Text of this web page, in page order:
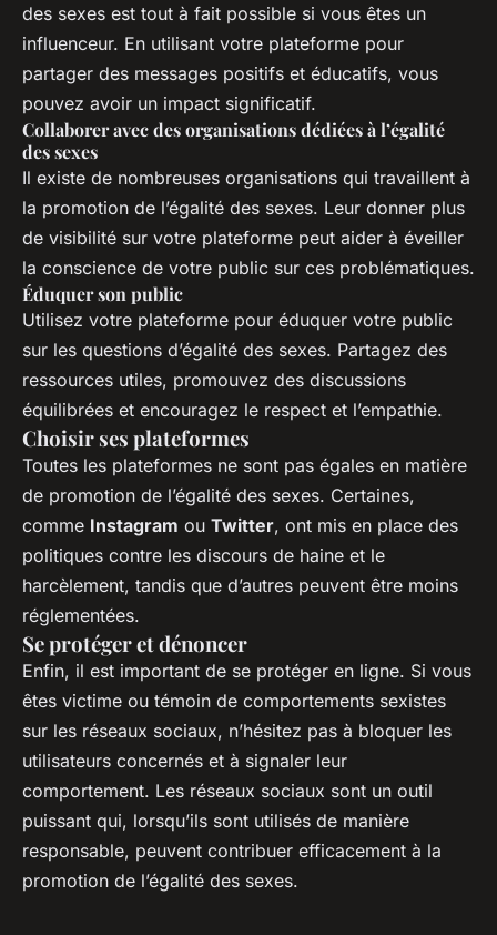
des sexes est tout à fait possible si vous êtes un
influenceur. En utilisant votre plateforme pour
partager des messages positifs et éducatifs, vous
pouvez avoir un impact significatif.
Collaborer avec des organisations dédiées à l’égalité
des sexes
Il existe de nombreuses organisations qui travaillent à
la promotion de l’égalité des sexes. Leur donner plus
de visibilité sur votre plateforme peut aider à éveiller
la conscience de votre public sur ces problématiques.
Éduquer son public
Utilisez votre plateforme pour éduquer votre public
sur les questions d’égalité des sexes. Partagez des
ressources utiles, promouvez des discussions
équilibrées et encouragez le respect et l’empathie.
Choisir ses plateformes
Toutes les plateformes ne sont pas égales en matière
de promotion de l’égalité des sexes. Certaines,
comme Instagram ou Twitter, ont mis en place des
politiques contre les discours de haine et le
harcèlement, tandis que d’autres peuvent être moins
réglementées.
Se protéger et dénoncer
Enfin, il est important de se protéger en ligne. Si vous
êtes victime ou témoin de comportements sexistes
sur les réseaux sociaux, n’hésitez pas à bloquer les
utilisateurs concernés et à signaler leur
comportement. Les réseaux sociaux sont un outil
puissant qui, lorsqu’ils sont utilisés de manière
responsable, peuvent contribuer efficacement à la
promotion de l’égalité des sexes.